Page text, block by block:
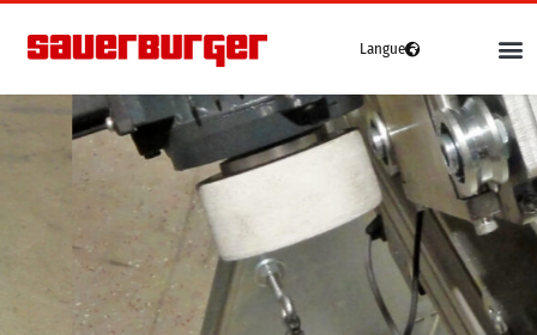
Véhicules
Grip4-70 Premium
Grip4-75
Langue
Deutsch( English(Anglais)